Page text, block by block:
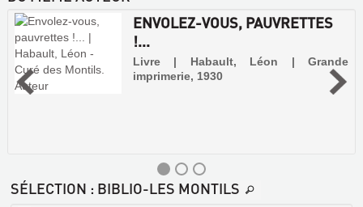
ENVOLEZ-VOUS, PAUVRETTES
!...
Livre | Habault, Léon | Grande
imprimerie, 1930
SÉLECTION : BIBLIO-LES MONTILS